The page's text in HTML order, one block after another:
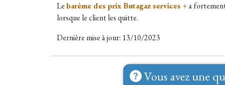
Lebarème des prix Butagaz services +a
lorsque le client les quitte.
Dernière mise à jour: 13/10/2023
Vous avez une